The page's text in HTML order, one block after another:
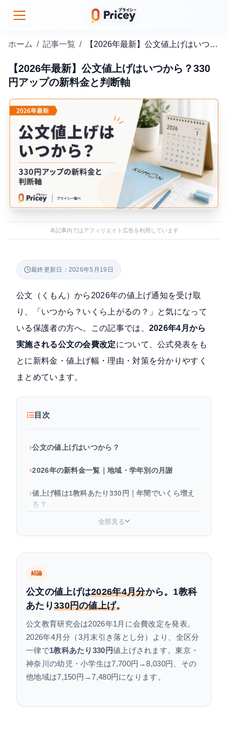
ホーム / 記事一覧 / 【2026年最新】公文値上げはいつから？330円アップの新料金と判断軸
【2026年最新】公文値上げはいつから？330
円アップの新料金と判断軸
本記事内ではアフィリエイト広告を利用しています
最終更新日：2026年5月19日
公文（くもん）から2026年の値上げ通知を受け取
り、「いつから？いくら上がるの？」と気になって
いる保護者の方へ。この記事では、 2026年4月から
実施される公文の会費改定について、公式発表をも
とに新料金・値上げ幅・理由・対策を分かりやすく
まとめています。
目次
公文の値上げはいつから？
2026年の新料金一覧｜地域・学年別の月謝
値上げ幅は1教科あたり330円｜年間でいくら増え
る？
なぜ公文は値上げした？公式が説明する理由と背
景
よくある質問
全部見る
結論
公文の値上げは2026年4月分から。1教科
あたり330円の値上げ。
公文教育研究会は2026年1月に会費改定を発表。
2026年4月分（3月末引き落とし分）より、全区分
一律で1教科あたり330円値上げされます。東京・
神奈川の幼児・小学生は7,700円→8,030円、その
他地域は7,150円→7,480円になります。